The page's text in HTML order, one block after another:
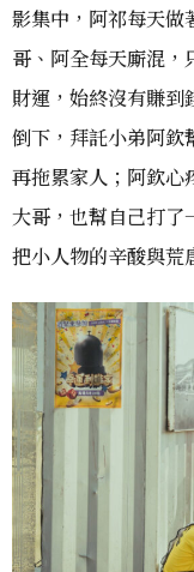
影集中，阿祁每天做
哥、阿全每天廝混
財運，始終沒有賺
倒下，拜託小弟阿欽
再拖累家人；阿欽心
大哥，也幫自己打了
把小人物的辛酸與荒